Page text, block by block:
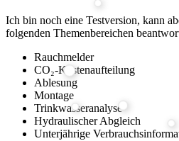
Ich bin noch eine Testversion, kann
folgenden Themenbereichen
Rauchmelder
CO₂-Kostenaufteilung
Ablesung
Montage
Trinkwasseranalyse
Hydraulischer Abgleich
Unterjährige